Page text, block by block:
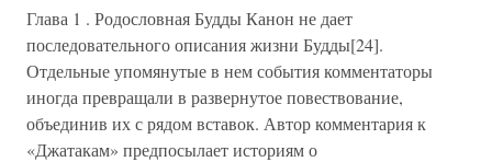
Глава 1 . Родословная Будды Канон не дает
последовательного описания жизни Будды[24].
Отдельные упомянутые в нем события комментаторы
иногда превращали в развернутое повествование,
объединив их с рядом вставок. Автор комментария к
«Джатакам» предпосылает историям о